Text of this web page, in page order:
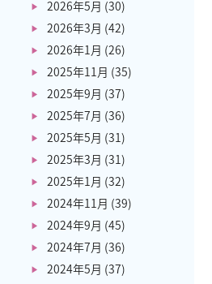
2026年5月 (30)
2026年3月 (42)
2026年1月 (26)
2025年11月 (35)
2025年9月 (37)
2025年7月 (36)
2025年5月 (31)
2025年3月 (31)
2025年1月 (32)
2024年11月 (39)
2024年9月 (45)
2024年7月 (36)
2024年5月 (37)